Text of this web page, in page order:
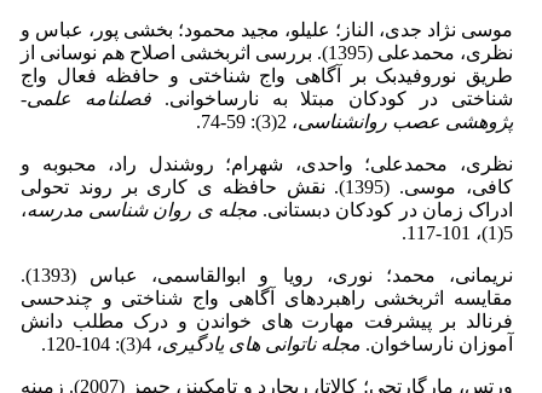
موسی نژاد جدی، الناز؛ علیلو، مجید محمود؛ بخشی پور، عباس و
نظری، محمدعلی (1395). بررسی اثربخشی اصلاح هم نوسانی از
طریق نوروفیدبک بر آگاهی واج شناختی و حافظه فعال واج
شناختی در کودکان مبتلا به نارساخوانی.فصلنامه علمی-
پژوهشی عصب روانشناسی، 2(3): 59-74.
نظری، محمدعلی؛ واحدی، شهرام؛ روشندل راد، محبوبه و
کافی، موسی. (1395). نقش حافظه ی کاری بر روند تحولی
ادراک زمان در کودکان دبستانی. مجله ی روان شناسی مدرسه،
5(1)، 101-117.
نریمانی، محمد؛ نوری، رویا و ابوالقاسمی، عباس (1393).
مقایسه اثربخشی راهبردهای آگاهی واج شناختی و چندحسی
فرنالد بر پیشرفت مهارت های خواندن و درک مطلب دانش
آموزان نارساخوان. مجله ناتوانی های یادگیری، 4(3): 104-120.
ورتس، مارگارتجی؛ کالاتا، ریچارد و تامکینز، جیمز (2007). زمینه